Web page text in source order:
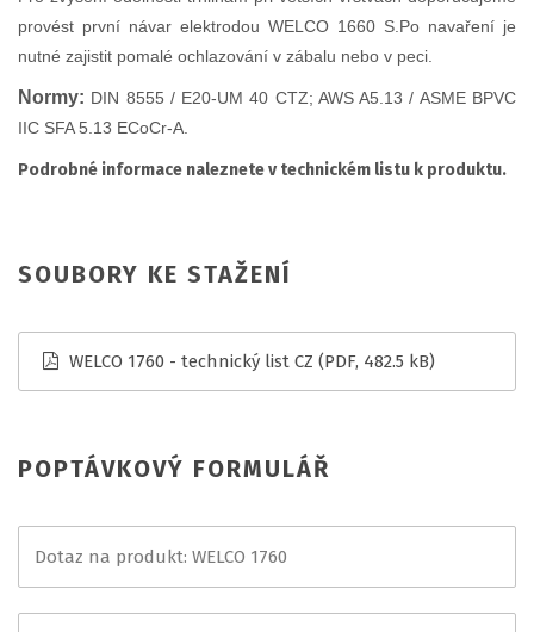
provést první návar elektrodou WELCO 1660 S.Po navaření je
nutné zajistit pomalé ochlazování v zábalu nebo v peci.
Normy: DIN 8555 / E20-UM 40 CTZ; AWS A5.13 / ASME BPVC
IIC SFA 5.13 ECoCr-A.
Podrobné informace naleznete v technickém listu k produktu.
SOUBORY KE STAŽENÍ
WELCO 1760 - technický list CZ (PDF, 482.5 kB)
POPTÁVKOVÝ FORMULÁŘ